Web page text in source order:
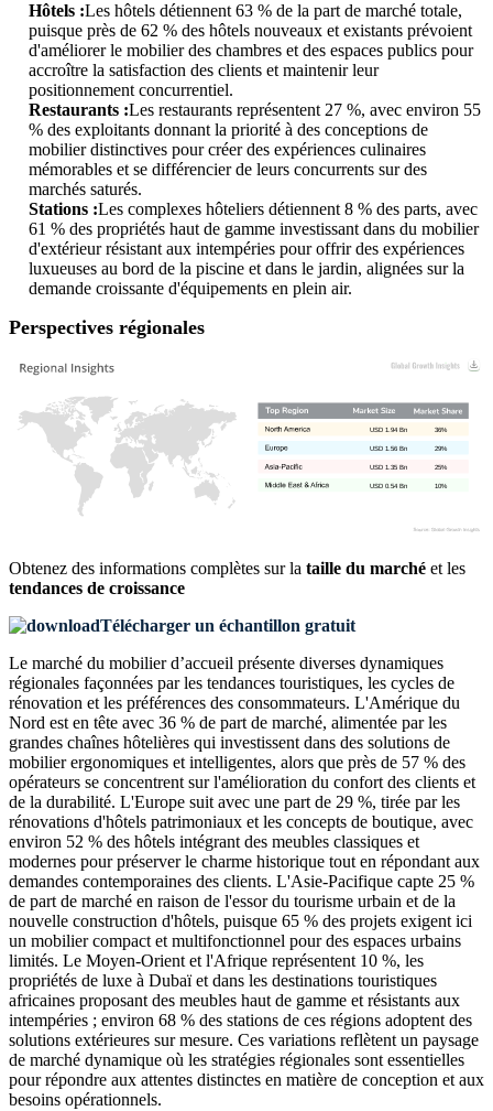
Hôtels :Les hôtels détiennent 63 % de la part de marché totale,
puisque près de 62 % des hôtels nouveaux et existants prévoient
d'améliorer le mobilier des chambres et des espaces publics pour
accroître la satisfaction des clients et maintenir leur
positionnement concurrentiel.
Restaurants :Les restaurants représentent 27 %, avec environ 55
% des exploitants donnant la priorité à des conceptions de
mobilier distinctives pour créer des expériences culinaires
mémorables et se différencier de leurs concurrents sur des
marchés saturés.
Stations :Les complexes hôteliers détiennent 8 % des parts, avec
61 % des propriétés haut de gamme investissant dans du mobilier
d'extérieur résistant aux intempéries pour offrir des expériences
luxueuses au bord de la piscine et dans le jardin, alignées sur la
demande croissante d'équipements en plein air.
Perspectives régionales
10%
USD 0.54 Bn
25%
USD 1.35 Bn
29%
USD 1.56 Bn
36%
USD 1.94 Bn
Obtenez des informations complètes sur la taille du marché et les
tendances de croissance
Télécharger un échantillon gratuit
Le marché du mobilier d’accueil présente diverses dynamiques
régionales façonnées par les tendances touristiques, les cycles de
rénovation et les préférences des consommateurs. L'Amérique du
Nord est en tête avec 36 % de part de marché, alimentée par les
grandes chaînes hôtelières qui investissent dans des solutions de
mobilier ergonomiques et intelligentes, alors que près de 57 % des
opérateurs se concentrent sur l'amélioration du confort des clients et
de la durabilité. L'Europe suit avec une part de 29 %, tirée par les
rénovations d'hôtels patrimoniaux et les concepts de boutique, avec
environ 52 % des hôtels intégrant des meubles classiques et
modernes pour préserver le charme historique tout en répondant aux
demandes contemporaines des clients. L'Asie-Pacifique capte 25 %
de part de marché en raison de l'essor du tourisme urbain et de la
nouvelle construction d'hôtels, puisque 65 % des projets exigent ici
un mobilier compact et multifonctionnel pour des espaces urbains
limités. Le Moyen-Orient et l'Afrique représentent 10 %, les
propriétés de luxe à Dubaï et dans les destinations touristiques
africaines proposant des meubles haut de gamme et résistants aux
intempéries ; environ 68 % des stations de ces régions adoptent des
solutions extérieures sur mesure. Ces variations reflètent un paysage
de marché dynamique où les stratégies régionales sont essentielles
pour répondre aux attentes distinctes en matière de conception et aux
besoins opérationnels.